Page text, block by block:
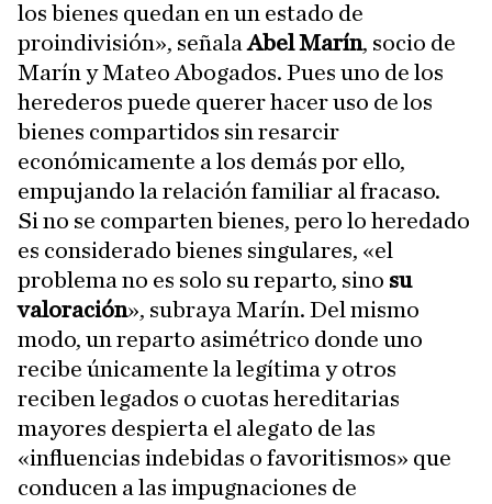
los bienes quedan en un estado de
proindivisión», señalaAbel Marín, socio de
Marín y Mateo Abogados. Pues uno de los
herederos puede querer hacer uso de los
bienes compartidos sin resarcir
económicamente a los demás por ello,
empujando la relación familiar al fracaso.
Si no se comparten bienes, pero lo heredado
es considerado bienes singulares, «el
problema no es solo su reparto, sino su
valoración», subraya Marín. Del mismo
modo, un reparto asimétrico donde uno
recibe únicamente la legítima y otros
reciben legados o cuotas hereditarias
mayores despierta el alegato de las
«influencias indebidas o favoritismos» que
conducen a las impugnaciones de